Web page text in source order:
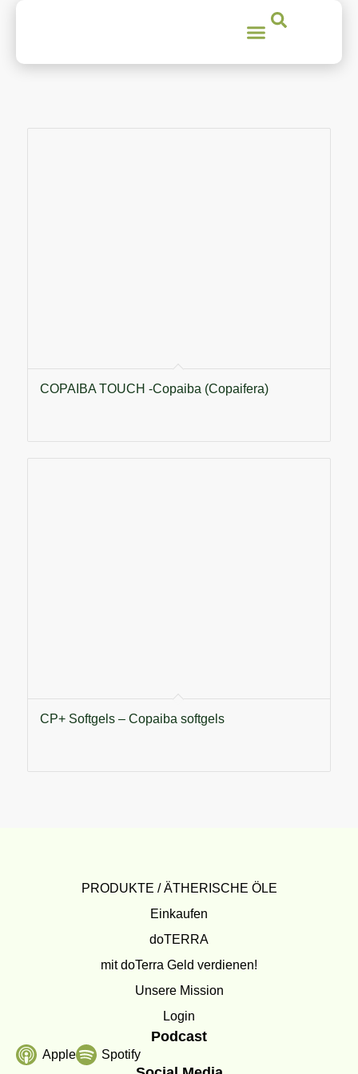
COPAIBA TOUCH -Copaiba (Copaifera)
CP+ Softgels – Copaiba softgels
PRODUKTE / ÄTHERISCHE ÖLE
Einkaufen
doTERRA
mit doTerra Geld verdienen!
Unsere Mission
Login
Podcast
Apple Spotify